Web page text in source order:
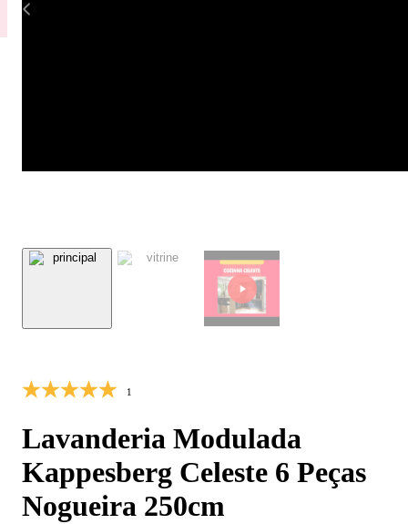
1
Lavanderia Modulada
Kappesberg Celeste 6 Peças
Nogueira 250cm